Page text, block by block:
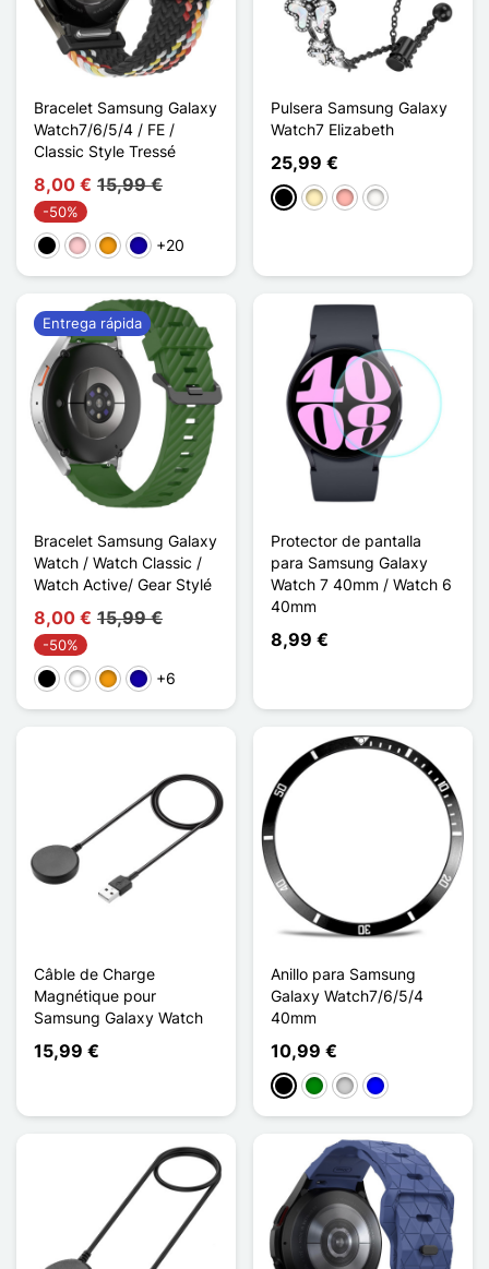
Bracelet Samsung Galaxy
Watch7/6/5/4 / FE /
Classic Style Tressé
8,00 € 15,99 €
-50%
NegroRosaNaranjaAzul oscuro
+20
Pulsera Samsung Galaxy
Watch7 Elizabeth
25,99 €
NegroOro Oro rosaBlanc Étoilé
Bracelet Samsung Galaxy
Watch / Watch Classic /
Watch Active/ Gear Stylé
8,00 € 15,99 €
-50%
NegroBlancoNaranjaAzul oscuro
+6
Entrega rápida
Protector de pantalla
para Samsung Galaxy
Watch 7 40mm / Watch 6
40mm
8,99 €
Câble de Charge
Magnétique pour
Samsung Galaxy Watch
15,99 €
Anillo para Samsung
Galaxy Watch7/6/5/4
40mm
10,99 €
NegroVerdePlataAzul